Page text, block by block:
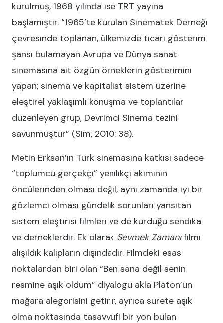
kurulmuş, 1968 yılında ise TRT yayına
başlamıştır. “1965’te kurulan Sinematek Derneği
çevresinde toplanan, ülkemizde ticari gösterim
şansı bulamayan Avrupa ve Dünya sanat
sinemasına ait özgün örneklerin gösterimini
yapan; sinema ve kapitalist sistem üzerine
eleştirel yaklaşımlı konuşma ve toplantılar
düzenleyen grup, Devrimci Sinema tezini
savunmuştur” (Sim, 2010: 38).
Metin Erksan’ın Türk sinemasına katkısı sadece
“toplumcu gerçekçi” yenilikçi akımının
öncülerinden olması değil, aynı zamanda iyi bir
gözlemci olması gündelik sorunları yansıtan
sistem eleştirisi filmleri ve de kurduğu sendika
ve derneklerdir. Ek olarak Sevmek Zamanıfilmi
alışıldık kalıpların dışındadır. Filmdeki esas
noktalardan biri olan “Ben sana değil senin
resmine aşık oldum” diyalogu akla Platon’un
mağara alegorisini getirir, ayrıca surete aşık
olma noktasında tasavvufi bir yön bulan